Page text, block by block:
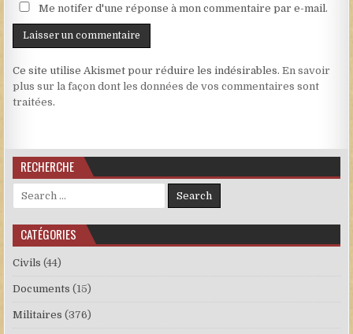
Me notifer d'une réponse à mon commentaire par e-mail.
Ce site utilise Akismet pour réduire les indésirables.En savoir
plus sur la façon dont les données de vos commentaires sont
traitées.
RECHERCHE
Search for:
CATÉGORIES
Civils (44)
Documents (15)
Militaires (376)